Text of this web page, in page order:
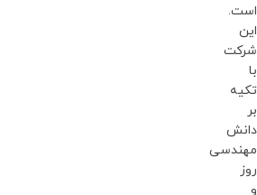
است.
این
شرکت
با
تکیه
بر
دانش
مهندسی
روز
و